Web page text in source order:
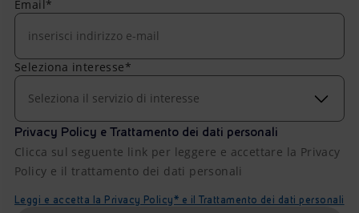
Email*
Seleziona interesse*
Seleziona il servizio di interesse
Privacy Policy e Trattamento dei dati personali
Clicca sul seguente link per leggere e accettare la Privacy
Policy e il trattamento dei dati personali
Leggi e accetta la Privacy Policy* e il Trattamento dei dati personali